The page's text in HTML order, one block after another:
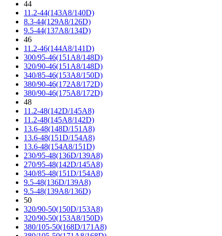
44
11.2-44(143A8/140D)
8.3-44(129A8/126D)
9.5-44(137A8/134D)
46
11.2-46(144A8/141D)
300/95-46(151A8/148D)
320/90-46(151A8/148D)
340/85-46(153A8/150D)
380/90-46(172A8/172D)
380/90-46(175A8/172D)
48
11.2-48(142D/145A8)
11.2-48(145A8/142D)
13.6-48(148D/151A8)
13.6-48(151D/154A8)
13.6-48(154A8/151D)
230/95-48(136D/139A8)
270/95-48(142D/145A8)
340/85-48(151D/154A8)
9.5-48(136D/139A8)
9.5-48(139A8/136D)
50
320/90-50(150D/153A8)
320/90-50(153A8/150D)
380/105-50(168D/171A8)